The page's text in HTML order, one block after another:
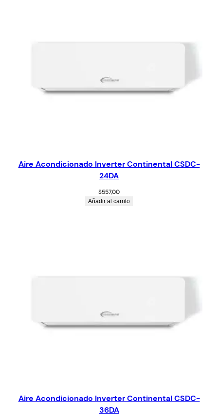
Aire Acondicionado Inverter Continental CSDC-
24DA
$557,00
Añadir al carrito
Aire Acondicionado Inverter Continental CSDC-
36DA